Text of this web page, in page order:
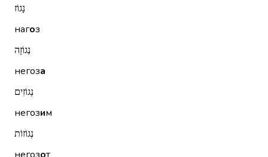
נָגוֹז
нагоз
נְגוֹזָה
негоза
נְגוֹזִים
негозим
נְגוֹזוֹת